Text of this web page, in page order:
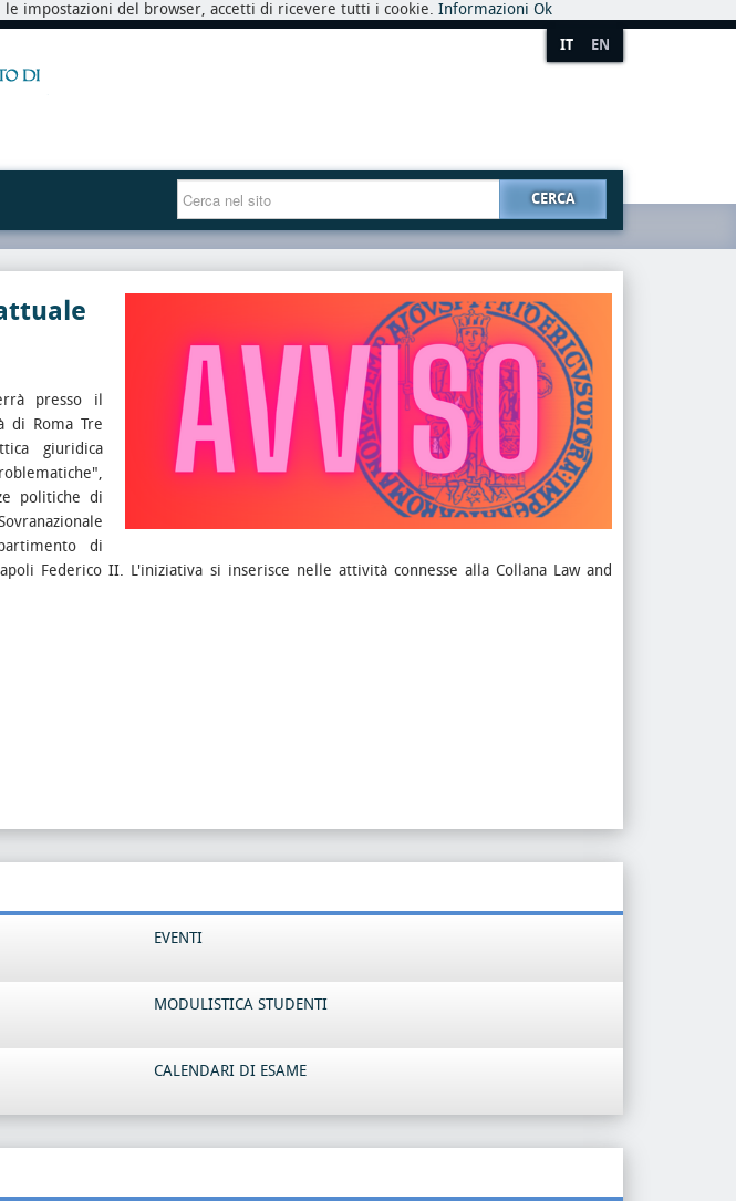
impostazioni del browser, accetti di ricevere tutti i cookie. Informazioni Ok
IT EN
CERCA
presso il
di Roma Tre
giuridica
politiche di
di
Federico II. L'iniziativa si inserisce nelle attività connesse alla Collana Law and
EVENTI
MODULISTICA STUDENTI
CALENDARI DI ESAME